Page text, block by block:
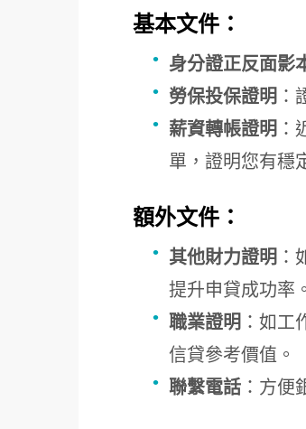
基本文件：
身分證正反面影
勞保投保證明 ：
薪資轉帳證明 ：
單，證明您有穩
額外文件：
其他財力證明 ：
提升申貸成功率。
職業證明 ：如工
信貸參考價值。
聯繫電話 ：方便